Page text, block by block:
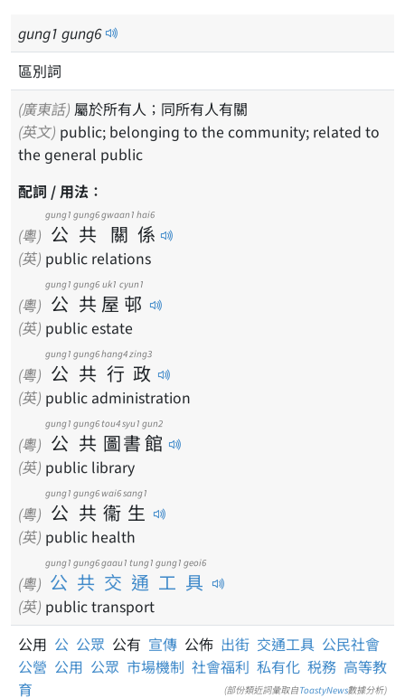
gung1 gung6
區別詞
(廣東話) 屬於所有人；同所有人有關
(英文)
the general public
配詞 / 用法：
(粵) 公
gung1
共
gung6
關
gwaan1
係
hai6
(英) public relations
(粵) 公
gung1
共
gung6
屋
uk1
邨
cyun1
(英) public estate
(粵) 公
gung1
共
gung6
行
hang4
政
zing3
(英) public administration
(粵) 公
gung1
共
gung6
圖
tou4
書
syu1
館
gun2
(英) public library
(粵) 公
gung1
共
gung6
衞
wai6
生
sang1
(英) public health
(粵) 公共交通工具
gung1 gung6 gaau1 tung1 gung1 geoi6
(英) public transport
公用 公 公眾 公有 宣傳 公佈 出街 交通工具 公民社會
公營 公用 公眾 市場機制 社會福利 私有化 税務 高等教
育
(部份類近詞彙取自ToastyNews數據分析)